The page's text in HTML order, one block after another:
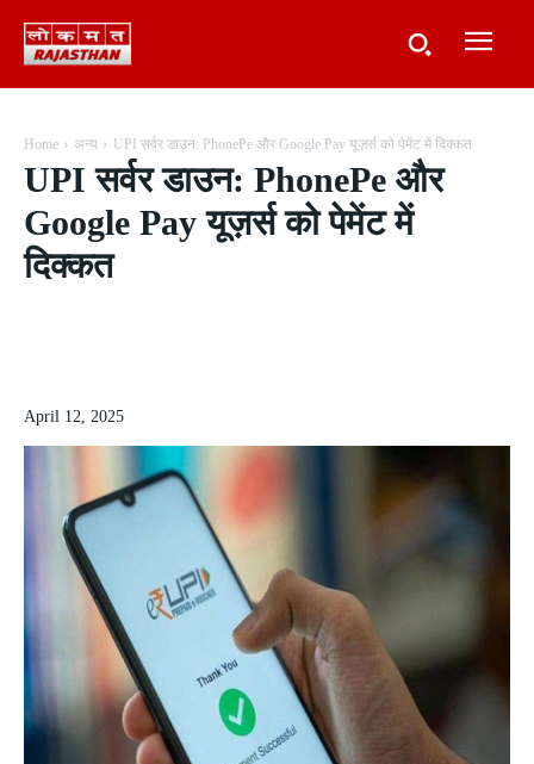
Home अन्य UPI सर्वर डाउन: PhonePe और Google Pay यूज़र्स को पेमेंट में दिक्कत
UPI सर्वर डाउन: PhonePe और
Google Pay यूज़र्स को पेमेंट में
दिक्कत
April 12, 2025